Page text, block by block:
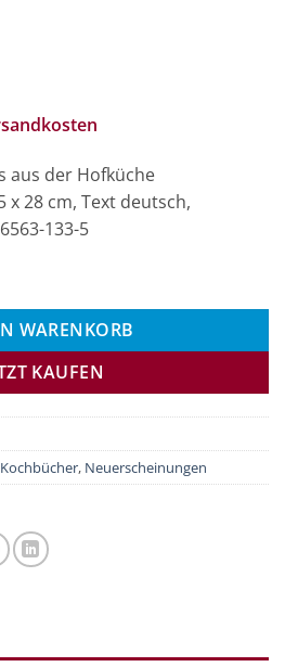
aus der Hofküche
x 28 cm, Text deutsch,
133-5
WARENKORB
KAUFEN
Kochbücher, Neuerscheinungen